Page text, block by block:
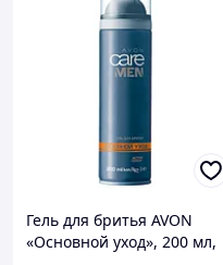
Гель для бритья AVON
«Основной уход», 200 мл,